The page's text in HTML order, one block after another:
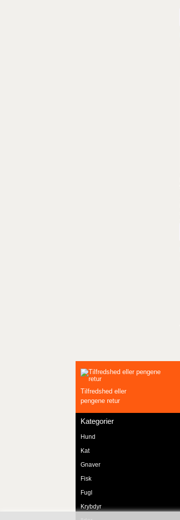
Tilfredshed eller
pengene retur
Kategorier
Hund
Kat
Gnaver
Fisk
Fugl
Krybdyr